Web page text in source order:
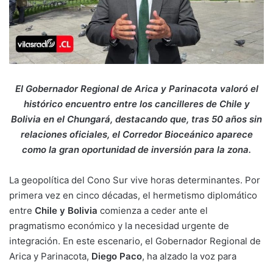
El Gobernador Regional de Arica y Parinacota valoró el
histórico encuentro entre los cancilleres de Chile y
Bolivia en el Chungará, destacando que, tras 50 años sin
relaciones oficiales, el Corredor Bioceánico aparece
como la gran oportunidad de inversión para la zona.
La geopolítica del Cono Sur vive horas determinantes. Por
primera vez en cinco décadas, el hermetismo diplomático
entre Chile y Bolivia comienza a ceder ante el
pragmatismo económico y la necesidad urgente de
integración. En este escenario, el Gobernador Regional de
Arica y Parinacota, Diego Paco, ha alzado la voz para